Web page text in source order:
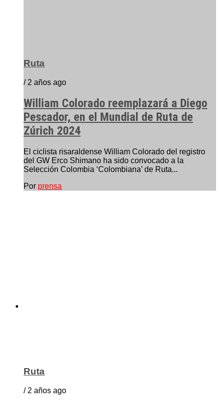
Ruta
/ 2 años ago
William Colorado reemplazará a Diego
Pescador, en el Mundial de Ruta de
Zúrich 2024
El ciclista risaraldense William Colorado del registro
del GW Erco Shimano ha sido convocado a la
Selección Colombia ‘Colombiana’ de Ruta...
Por prensa
Ruta
/ 2 años ago